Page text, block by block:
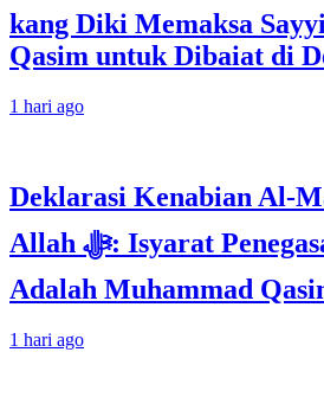
kang Diki Memaksa
Qasim untuk Dibaiat di
1 hari ago
Deklarasi Kenabian Al-
Allah ﷻ: Isyarat Penegasan Al Mahdi
Adalah Muhammad
1 hari ago